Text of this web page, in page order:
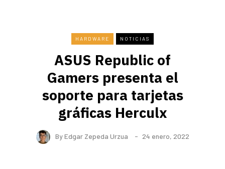
HARDWARE NOTICIAS
ASUS Republic of
Gamers presenta el
soporte para tarjetas
gráficas Herculx
ByEdgar Zepeda Urzua 24 enero, 2022